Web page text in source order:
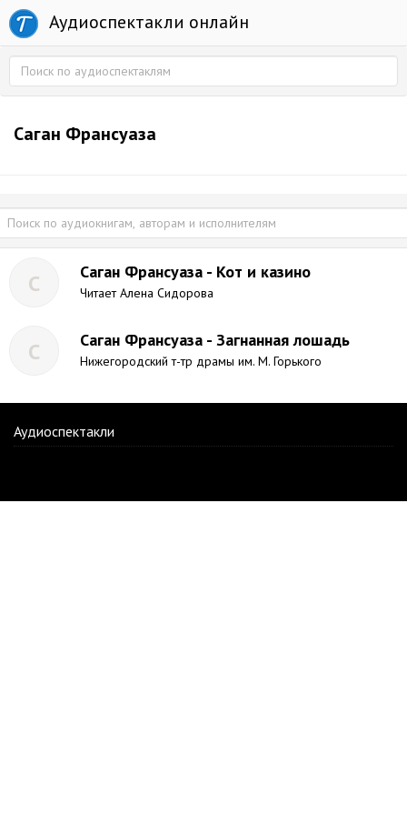
Аудиоспектакли онлайн
Саган Франсуаза
С Саган Франсуаза - Кот и казино
Читает Алена Сидорова
С Саган Франсуаза - Загнанная лошадь
Нижегородский т-тр драмы им. М. Горького
Аудиоспектакли